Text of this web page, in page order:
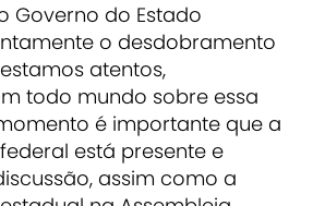
Governo do Estado
o desdobramento
atentos,
todo mundo sobre essa
é importante que a
está presente e
assim como a